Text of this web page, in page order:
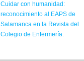
Cuidar con humanidad:
reconocimiento al EAPS de
Salamanca en la Revista del
Colegio de Enfermería.